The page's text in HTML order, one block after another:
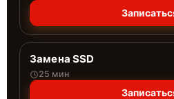
Замена SSD
25 мин